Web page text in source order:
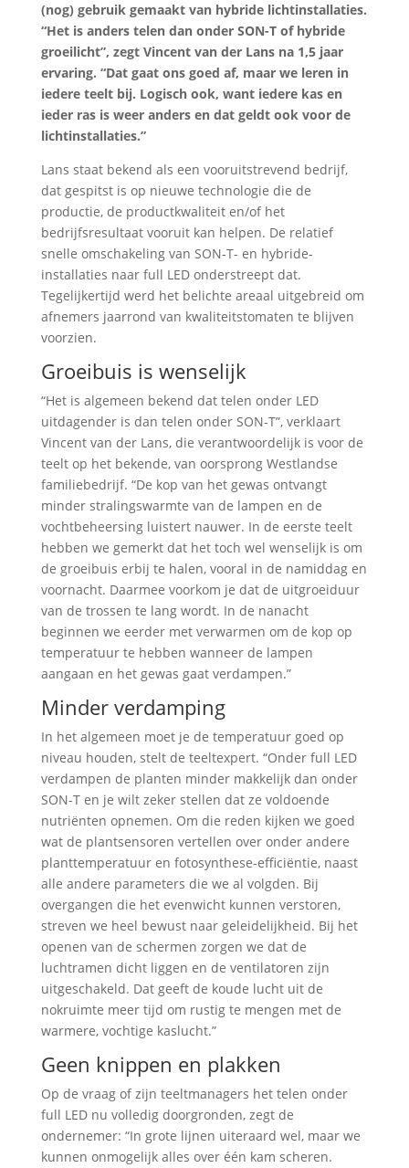
(nog) gebruik gemaakt van hybride lichtinstallaties.
“Het is anders telen dan onder SON-T of hybride
groeilicht”, zegt Vincent van der Lans na 1,5 jaar
ervaring. “Dat gaat ons goed af, maar we leren in
iedere teelt bij. Logisch ook, want iedere kas en
ieder ras is weer anders en dat geldt ook voor de
lichtinstallaties.”
Lans staat bekend als een vooruitstrevend bedrijf,
dat gespitst is op nieuwe technologie die de
productie, de productkwaliteit en/of het
bedrijfsresultaat vooruit kan helpen. De relatief
snelle omschakeling van SON-T- en hybride-
installaties naar full LED onderstreept dat.
Tegelijkertijd werd het belichte areaal uitgebreid om
afnemers jaarrond van kwaliteitstomaten te blijven
voorzien.
Groeibuis is wenselijk
“Het is algemeen bekend dat telen onder LED
uitdagender is dan telen onder SON-T”, verklaart
Vincent van der Lans, die verantwoordelijk is voor de
teelt op het bekende, van oorsprong Westlandse
familiebedrijf. “De kop van het gewas ontvangt
minder stralingswarmte van de lampen en de
vochtbeheersing luistert nauwer. In de eerste teelt
hebben we gemerkt dat het toch wel wenselijk is om
de groeibuis erbij te halen, vooral in de namiddag en
voornacht. Daarmee voorkom je dat de uitgroeiduur
van de trossen te lang wordt. In de nanacht
beginnen we eerder met verwarmen om de kop op
temperatuur te hebben wanneer de lampen
aangaan en het gewas gaat verdampen.”
Minder verdamping
In het algemeen moet je de temperatuur goed op
niveau houden, stelt de teeltexpert. “Onder full LED
verdampen de planten minder makkelijk dan onder
SON-T en je wilt zeker stellen dat ze voldoende
nutriënten opnemen. Om die reden kijken we goed
wat de plantsensoren vertellen over onder andere
planttemperatuur en fotosynthese-efficiëntie, naast
alle andere parameters die we al volgden. Bij
overgangen die het evenwicht kunnen verstoren,
streven we heel bewust naar geleidelijkheid. Bij het
openen van de schermen zorgen we dat de
luchtramen dicht liggen en de ventilatoren zijn
uitgeschakeld. Dat geeft de koude lucht uit de
nokruimte meer tijd om rustig te mengen met de
warmere, vochtige kaslucht.”
Geen knippen en plakken
Op de vraag of zijn teeltmanagers het telen onder
full LED nu volledig doorgronden, zegt de
ondernemer: “In grote lijnen uiteraard wel, maar we
kunnen onmogelijk alles over één kam scheren.